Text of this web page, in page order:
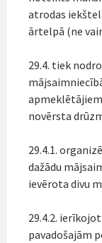
atrodas
ārtelpā (ne
29.4. tiek
novērsta
29.4.1.
dažādu
ievērota divu
29.4.2.
pavadošajām